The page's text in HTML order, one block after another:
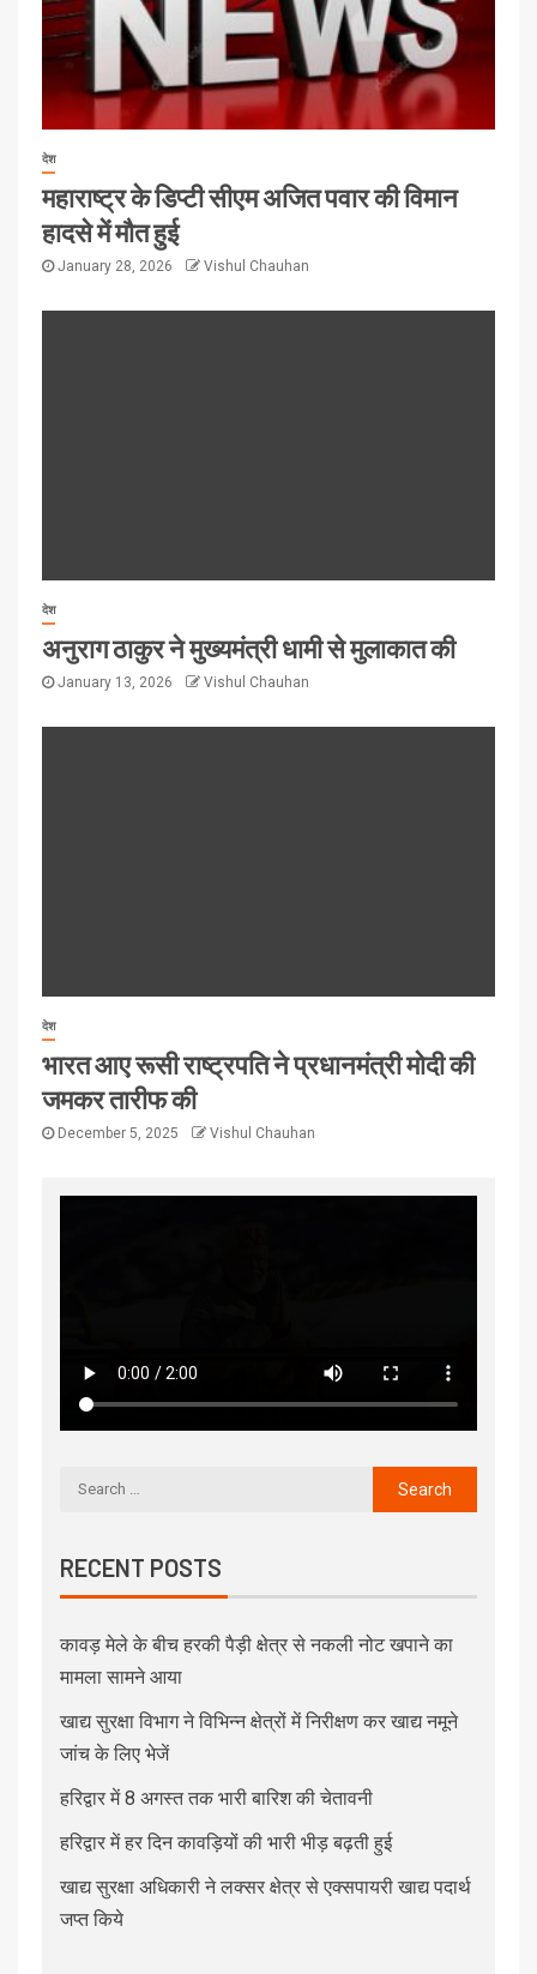
देश
महाराष्ट्र के डिप्टी सीएम अजित पवार की विमान
हादसे में मौत हुई
January 28, 2026 Vishul Chauhan
देश
अनुराग ठाकुर ने मुख्यमंत्री धामी से मुलाकात की
January 13, 2026 Vishul Chauhan
देश
भारत आए रूसी राष्ट्रपति ने प्रधानमंत्री मोदी की
जमकर तारीफ की
December 5, 2025 Vishul Chauhan
RECENT POSTS
कावड़ मेले के बीच हरकी पैड़ी क्षेत्र से नकली नोट खपाने का
मामला सामने आया
खाद्य सुरक्षा विभाग ने विभिन्न क्षेत्रों में निरीक्षण कर खाद्य नमूने
जांच के लिए भेजें
हरिद्वार में 8 अगस्त तक भारी बारिश की चेतावनी
हरिद्वार में हर दिन कावड़ियों की भारी भीड़ बढ़ती हुई
खाद्य सुरक्षा अधिकारी ने लक्सर क्षेत्र से एक्सपायरी खाद्य पदार्थ
जप्त किये